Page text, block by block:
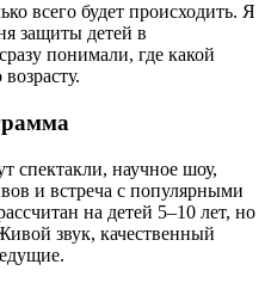
всего будет происходить. Я
защиты детей в
понимали, где какой
спектакли, научное шоу,
и встреча с популярными
на детей 5–10 лет, но
звук, качественный